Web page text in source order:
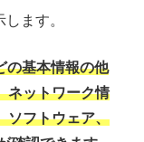
ます。
の基本情報の他
ネットワーク情
ソフトウェア、